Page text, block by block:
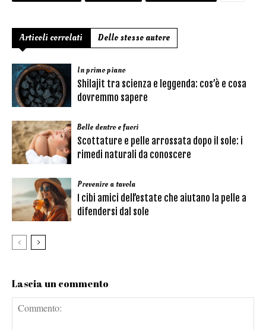
Articoli correlati Dello stesso autore
In primo piano
Shilajit tra scienza e leggenda: cos’è e cosa
dovremmo sapere
Belle dentro e fuori
Scottature e pelle arrossata dopo il sole: i
rimedi naturali da conoscere
Prevenire a tavola
I cibi amici dell’estate che aiutano la pelle a
difendersi dal sole
Lascia un commento